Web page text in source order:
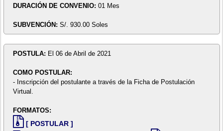
DURACIÓN DE CONVENIO: 01 Mes
SUBVENCIÓN: S/. 930.00 Soles
POSTULA: El 06 de Abril de 2021
COMO POSTULAR:
- Inscripción del postulante a través de la Ficha de Postulación
Virtual.
FORMATOS:
[ POSTULAR ]